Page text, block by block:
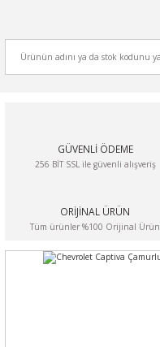
GÜVENLİ ÖDEME
256 BİT SSL ile güvenli alışveriş
ORİJİNAL ÜRÜN
Tüm ürünler %100 Orijinal Ürün